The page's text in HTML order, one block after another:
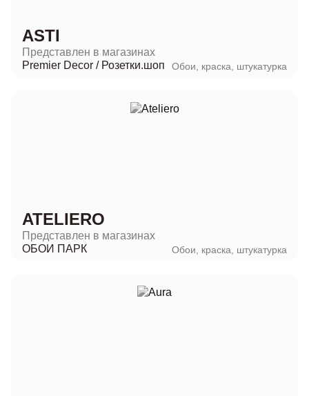
ASTI
Представлен в магазинах
Premier Decor / Розетки.шоп Обои, краска, штукатурка
ATELIERO
Представлен в магазинах
ОБОИ ПАРК
Обои, краска, штукатурка